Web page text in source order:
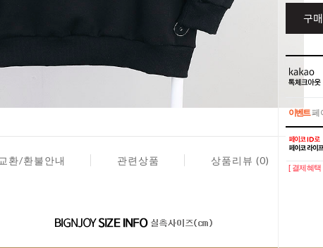
구
이벤트페
이벤트페
[ 결제혜
교환/환불안내 관련상품 상품리뷰 (0)